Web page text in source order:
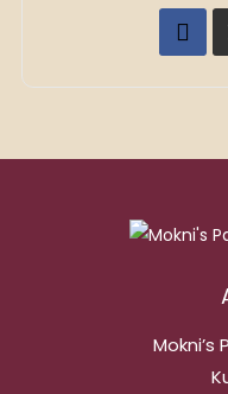
Mokni’s